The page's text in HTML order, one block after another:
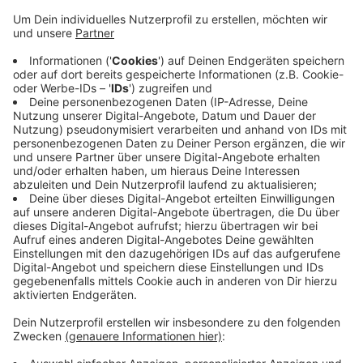
Die Stadt Ratingen lässt sich dabei helfen und
kooperiert dafür mit dem NRW-Ministerium für Heimat,
Kommunales, Bau und Gleichstellung. Das Ministerium
bietet das Programm "Bau.Land.Partner" an, heißt es
aus dem Ratinger Rathaus. Damit werden Städte,
Gemeinden und Eigentümer dabei unterstützt, neue
Perspektiven für Brachflächen und ungenutzte
Grundstücke zu entwickeln. Das Land kümmert sich
um einen Dialog mit den Eigentümern der begehrten
Flächen und der Stadtverwaltung.
Anzeige